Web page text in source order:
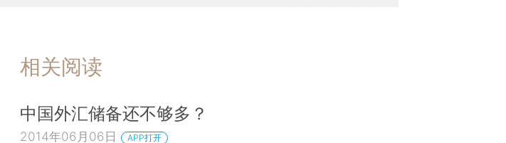
相关阅读
中国外汇储备还不够多？
2014年06月06日 APP打开